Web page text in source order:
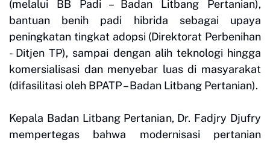
(melalui BB Padi – Badan Litbang Pertanian),
bantuan benih padi hibrida sebagai upaya
peningkatan tingkat adopsi (Direktorat Perbenihan
- Ditjen TP), sampai dengan alih teknologi hingga
komersialisasi dan menyebar luas di masyarakat
(difasilitasi oleh BPATP – Badan Litbang Pertanian).
Kepala Badan Litbang Pertanian, Dr. Fadjry Djufry
mempertegas bahwa modernisasi pertanian